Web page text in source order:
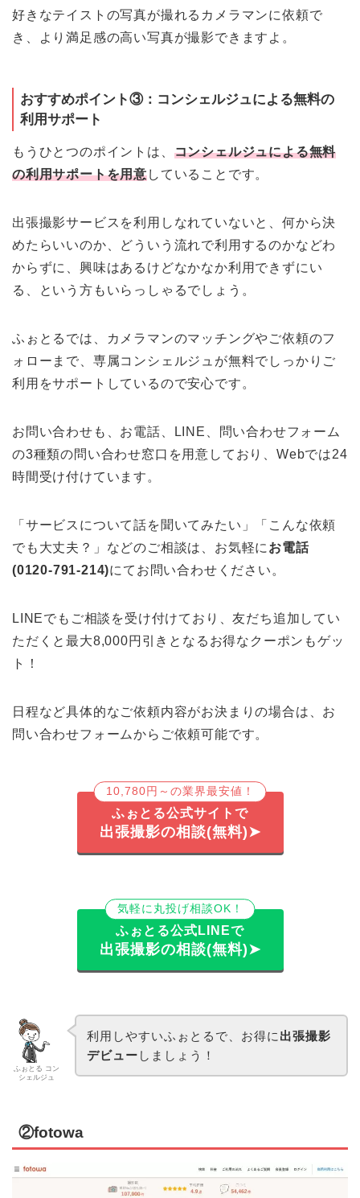
好きなテイストの写真が撮れるカメラマンに依頼で
き、より満足感の高い写真が撮影できますよ。
おすすめポイント③： コンシェルジュによる無料の
利用サポート
もうひとつのポイントは、 コンシェルジュによる無料
の利用サポートを用意していることです。
出張撮影サービスを利用しなれていないと、何から決
めたらいいのか、どういう流れで利用するのかなどわ
からずに、興味はあるけどなかなか利用できずにい
る、という方もいらっしゃるでしょう。
ふぉとるでは、カメラマンのマッチングやご依頼のフ
ォローまで、専属コンシェルジュが無料でしっかりご
利用をサポートしているので安心です。
お問い合わせも、お電話、LINE、問い合わせフォーム
の3種類の問い合わせ窓口を用意しており、Webでは24
時間受け付けています。
「サービスについて話を聞いてみたい」「こんな依頼
でも大丈夫？」などのご相談は、お気軽に お電話
(0120-791-214)にてお問い合わせください。
LINEでもご相談を受け付けており、友だち追加してい
ただくと最大8,000円引きとなるお得なクーポンもゲッ
ト！
日程など具体的なご依頼内容がお決まりの場合は、お
問い合わせフォームからご依頼可能です。
10,780円～の業界最安値！
ふぉとる公式サイトで
出張撮影の相談(無料)➤
気軽に丸投げ相談OK！
ふぉとる公式LINEで
出張撮影の相談(無料)➤
ふぉとる コン
シェルジュ
利用しやすいふぉとるで、お得に 出張撮影
デビュー しましょう！
②fotowa